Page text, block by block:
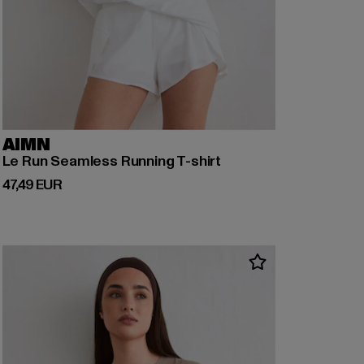
AIMN
Le Run Seamless Running T-shirt
47,49 EUR
Derzeitiger Preis: 47,49 EUR